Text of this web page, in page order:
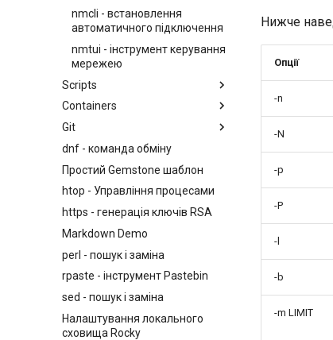
nmcli - встановлення
автоматичного підключення
nmtui - інструмент керування
мережею
Scripts
NoSleep.sh - простий сценарій
налаштування
bash - Script Stub (заглушка
сценарію)
Containers
Docker - Інсталяція
Podman
Git
Встановлення та
налаштування GitHub CLI на
Rocky Linux
Перший внесок у
документацію Rocky Linux
через CLI
Редагування або зміна назви
існуючого запиту через CLI
Редагування або зміна назви
наявного запиту на
github.com
dnf - команда обміну
Простий Gemstone шаблон
htop - Управління процесами
https - генерація ключів RSA
Markdown Demo
perl - пошук і заміна
rpaste - інструмент Pastebin
sed - пошук і заміна
Налаштування локального
сховища Rocky
Нижче
Опції
-n
-N
-p
-P
-l
-b
-m LIMIT